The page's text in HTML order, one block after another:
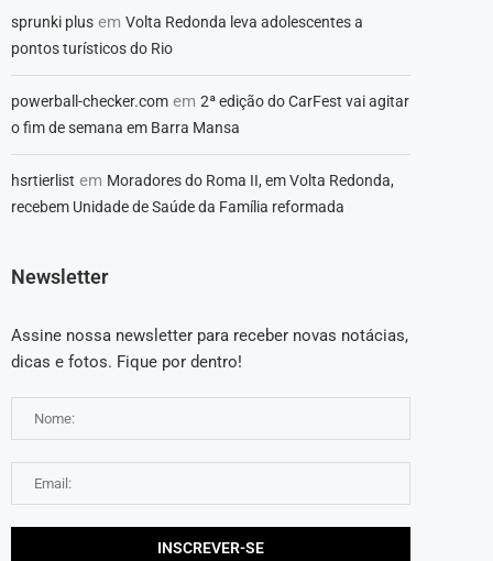
sprunki plus em Volta Redonda leva adolescentes a
pontos turísticos do Rio
powerball-checker.com em 2ª edição do CarFest vai agitar
o fim de semana em Barra Mansa
hsrtierlist em Moradores do Roma II, em Volta Redonda,
recebem Unidade de Saúde da Família reformada
Newsletter
Assine nossa newsletter para receber novas notácias,
dicas e fotos. Fique por dentro!